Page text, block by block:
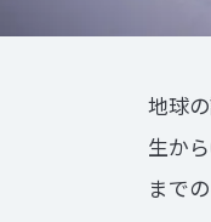
地球
生か
まで